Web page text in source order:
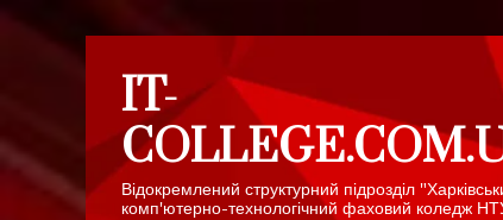
contentIT-
Відокремлений структурний підрозділ
комп'ютерно-технологічний фаховий коледж